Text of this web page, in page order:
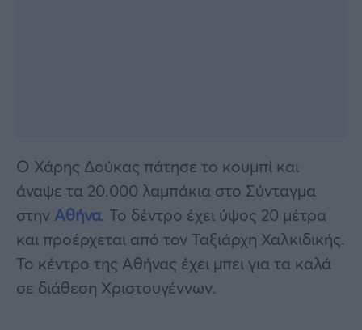
Ο Χάρης Δούκας πάτησε το κουμπί και
άναψε τα 20.000 λαμπάκια στο Σύνταγμα
στηνΑθήνα. Το δέντρο έχει ύψος 20 μέτρα
και προέρχεται από τον Ταξιάρχη Χαλκιδικής.
Το κέντρο της Αθήνας έχει μπει για τα καλά
σε διάθεση Χριστουγέννων.